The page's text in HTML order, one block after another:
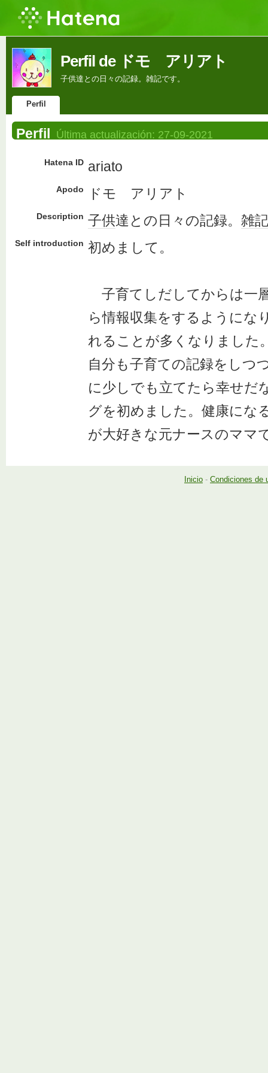
Perfil de ドモ アリアト
子供達との日々の記録。雑記です。
Perfil
Perfil Última actualización: 27-09-2021
Hatena ID ariato
Apodo ドモ アリアト
Description 子供達との日々の記録。 雑記
Self introduction 初めまして。
子育てしだしてからは一
ら情報収集をするようにな
れることが多くなりました
自分も子育ての記録をしつ
に少しでも立てたら幸せだ
グを初めました。健康にな
が大好きな元ナースのママ
Inicio - Condiciones de